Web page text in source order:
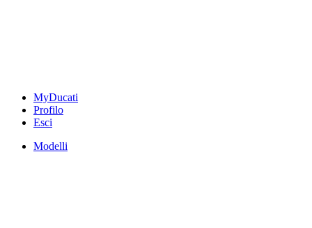
MyDucati
Profilo
Esci
Modelli